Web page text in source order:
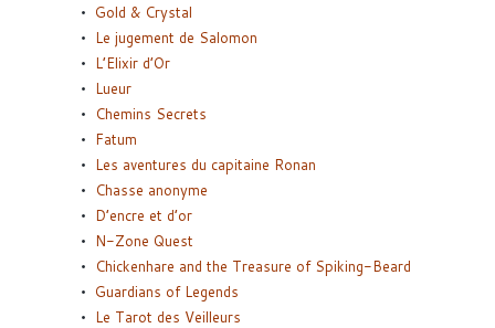
Gold & Crystal
Le jugement de Salomon
L’Elixir d’Or
Lueur
Chemins Secrets
Fatum
Les aventures du capitaine Ronan
Chasse anonyme
D’encre et d’or
N-Zone Quest
Chickenhare and the Treasure of Spiking-Beard
Guardians of Legends
Le Tarot des Veilleurs